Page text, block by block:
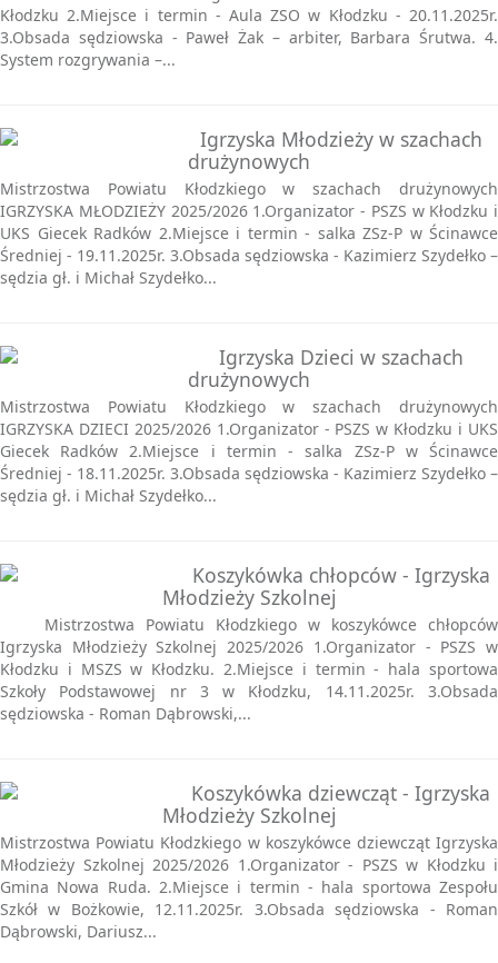
Kłodzku 2.Miejsce i termin - Aula ZSO w Kłodzku - 20.11.2025r.
3.Obsada sędziowska - Paweł Żak – arbiter, Barbara Śrutwa. 4.
System rozgrywania –...
Igrzyska Młodzieży w szachach
drużynowych
Mistrzostwa Powiatu Kłodzkiego w szachach drużynowych
IGRZYSKA MŁODZIEŻY 2025/2026 1.Organizator - PSZS w Kłodzku i
UKS Giecek Radków 2.Miejsce i termin - salka ZSz-P w Ścinawce
Średniej - 19.11.2025r. 3.Obsada sędziowska - Kazimierz Szydełko –
sędzia gł. i Michał Szydełko...
Igrzyska Dzieci w szachach
drużynowych
Mistrzostwa Powiatu Kłodzkiego w szachach drużynowych
IGRZYSKA DZIECI 2025/2026 1.Organizator - PSZS w Kłodzku i UKS
Giecek Radków 2.Miejsce i termin - salka ZSz-P w Ścinawce
Średniej - 18.11.2025r. 3.Obsada sędziowska - Kazimierz Szydełko –
sędzia gł. i Michał Szydełko...
Koszykówka chłopców - Igrzyska
Młodzieży Szkolnej
Mistrzostwa Powiatu Kłodzkiego w koszykówce chłopców
Igrzyska Młodzieży Szkolnej 2025/2026 1.Organizator - PSZS w
Kłodzku i MSZS w Kłodzku. 2.Miejsce i termin - hala sportowa
Szkoły Podstawowej nr 3 w Kłodzku, 14.11.2025r. 3.Obsada
sędziowska - Roman Dąbrowski,...
Koszykówka dziewcząt - Igrzyska
Młodzieży Szkolnej
Mistrzostwa Powiatu Kłodzkiego w koszykówce dziewcząt Igrzyska
Młodzieży Szkolnej 2025/2026 1.Organizator - PSZS w Kłodzku i
Gmina Nowa Ruda. 2.Miejsce i termin - hala sportowa Zespołu
Szkół w Bożkowie, 12.11.2025r. 3.Obsada sędziowska - Roman
Dąbrowski, Dariusz...